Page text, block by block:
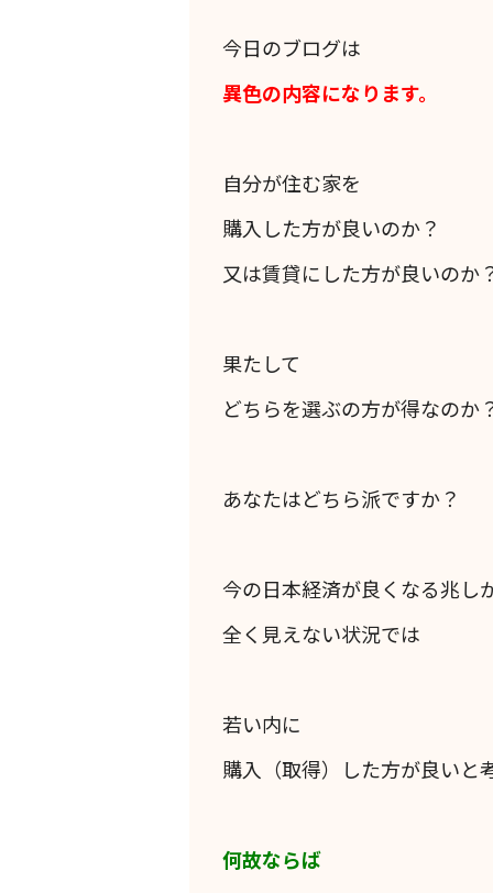
今日のブログは
異色の内容になります。
自分が住む家を
購入した方が良いのか？
又は賃貸にした方が良いのか
果たして
どちらを選ぶの方が得なのか
あなたはどちら派ですか？
今の日本経済が良くなる兆し
全く見えない状況では
若い内に
購入（取得）した方が良いと
何故ならば